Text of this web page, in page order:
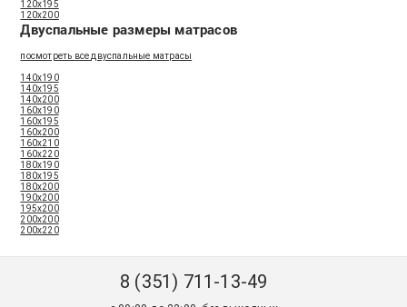
120x195
120x200
Двуспальные размеры матрасов
посмотреть все двуспальные матрасы
140x190
140x195
140x200
160x190
160x195
160x200
160x210
160x220
180x190
180x195
180x200
190x200
195x200
200x200
200x220
8 (351) 711-13-49